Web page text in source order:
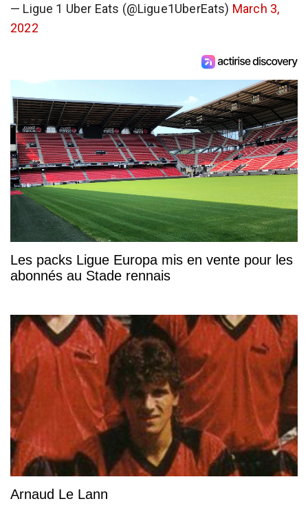
— Ligue 1 Uber Eats (@Ligue1UberEats) March 3,
2022
Les packs Ligue Europa mis en vente pour les
abonnés au Stade rennais
Arnaud Le Lann